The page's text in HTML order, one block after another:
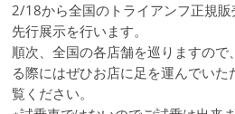
2/18から全国のトライアンフ正規
先行展示を行います。
順次、全国の各店舗を巡りますの
る際にはぜひお店に足を運んでい
覧ください。